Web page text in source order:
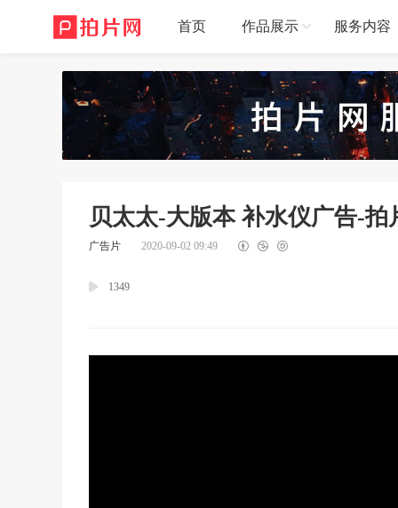
首页 作品展示 服务内容
贝太太-大版本 补水仪广告-拍
广告片 2020-09-02 09:49
1349